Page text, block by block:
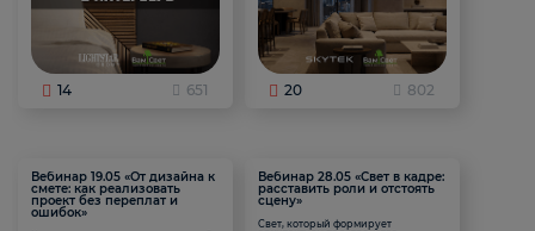
14 651 20 802
Вебинар 19.05 «От дизайна к
смете: как реализовать
проект без переплат и
ошибок»
Вебинар 28.05 «Свет в кадре:
расставить роли и отстоять
сцену»
Свет, который формирует